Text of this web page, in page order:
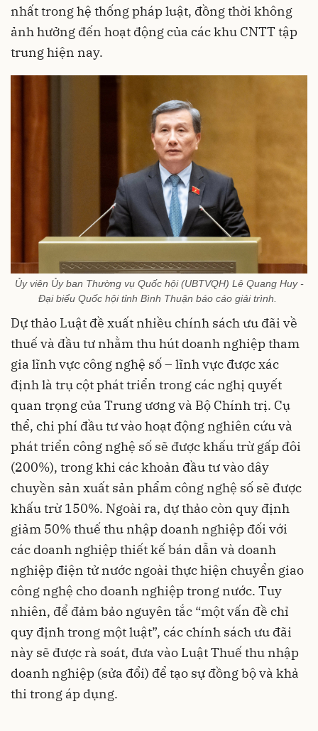
nhất trong hệ thống pháp luật, đồng thời không
ảnh hưởng đến hoạt động của các khu CNTT tập
trung hiện nay.
Ủy viên Ủy ban Thường vụ Quốc hội (UBTVQH) Lê Quang Huy -
Đại biểu Quốc hội tỉnh Bình Thuận báo cáo giải trình.
Dự thảo Luật đề xuất nhiều chính sách ưu đãi về
thuế và đầu tư nhằm thu hút doanh nghiệp tham
gia lĩnh vực công nghệ số – lĩnh vực được xác
định là trụ cột phát triển trong các nghị quyết
quan trọng của Trung ương và Bộ Chính trị. Cụ
thể, chi phí đầu tư vào hoạt động nghiên cứu và
phát triển công nghệ số sẽ được khấu trừ gấp đôi
(200%), trong khi các khoản đầu tư vào dây
chuyền sản xuất sản phẩm công nghệ số sẽ được
khấu trừ 150%. Ngoài ra, dự thảo còn quy định
giảm 50% thuế thu nhập doanh nghiệp đối với
các doanh nghiệp thiết kế bán dẫn và doanh
nghiệp điện tử nước ngoài thực hiện chuyển giao
công nghệ cho doanh nghiệp trong nước. Tuy
nhiên, để đảm bảo nguyên tắc “một vấn đề chỉ
quy định trong một luật”, các chính sách ưu đãi
này sẽ được rà soát, đưa vào Luật Thuế thu nhập
doanh nghiệp (sửa đổi) để tạo sự đồng bộ và khả
thi trong áp dụng.